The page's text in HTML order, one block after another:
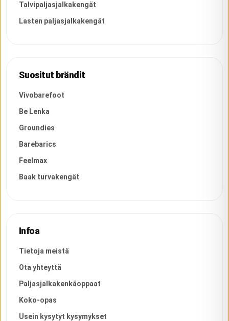
Talvipaljasjalkakengät
Lasten paljasjalkakengät
Suositut brändit
Vivobarefoot
Be Lenka
Groundies
Barebarics
Feelmax
Baak turvakengät
Infoa
Tietoja meistä
Ota yhteyttä
Paljasjalkakenkäoppaat
Koko-opas
Usein kysytyt kysymykset